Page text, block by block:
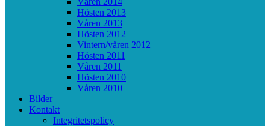
Hösten 2013
Våren 2013
Hösten 2012
Vintern/våren 2012
Hösten 2011
Våren 2011
Hösten 2010
Våren 2010
Bilder
Kontakt
Integritetspolicy